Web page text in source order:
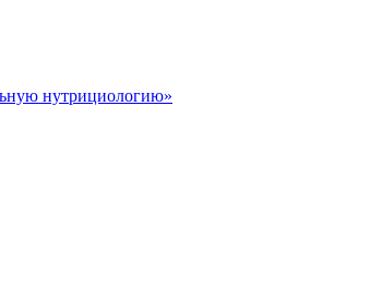
нутрициологию»